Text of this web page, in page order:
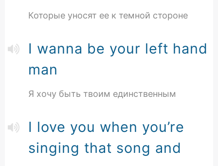
Которые уносят ее к темной стороне
I wanna be your left hand
man
Я хочу быть твоим единственным
I love you when you’re
singing that song and